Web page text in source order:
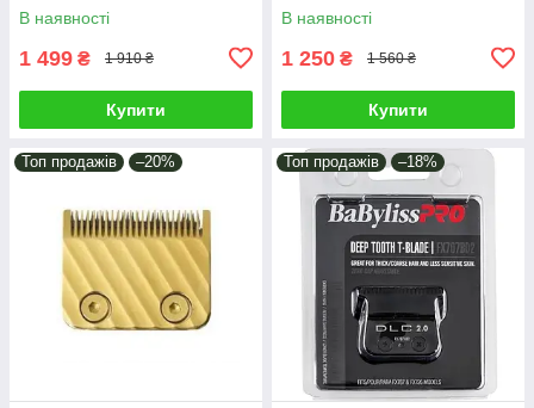
В наявності
1 499 ₴ 1 910 ₴
Купити
В наявності
1 250 ₴ 1 560 ₴
Купити
Топ продажів –20% Топ продажів –18%